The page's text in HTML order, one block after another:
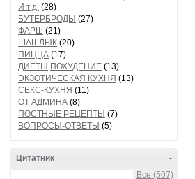
И т.д. (28)
БУТЕРБРОДЫ (27)
ФАРШ (21)
ШАШЛЫК (20)
ПИЦЦА (17)
ДИЕТЫ,ПОХУДЕНИЕ (13)
ЭКЗОТИЧЕСКАЯ КУХНЯ (13)
СЕКС-КУХНЯ (11)
ОТ АДМИНА (8)
ПОСТНЫЕ РЕЦЕПТЫ (7)
ВОПРОСЫ-ОТВЕТЫ (5)
-
Цитатник
Все (507)